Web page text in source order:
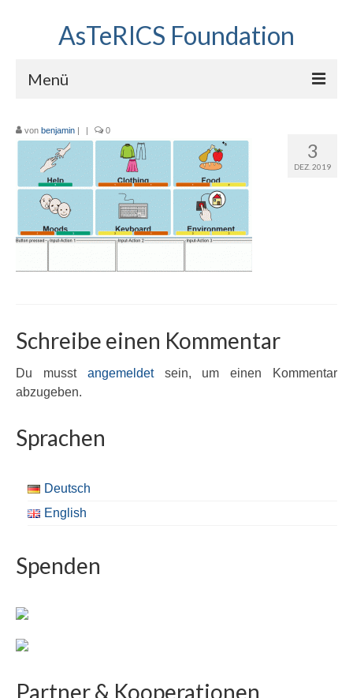
AsTeRICS Foundation
Menü
Workshops
Über uns
Linkliste
3
DEZ. 2019
von benjamin | | 0
Schreibe einen Kommentar
Du musst angemeldetsein, um einen Kommentar
abzugeben.
Sprachen
Deutsch
English
Spenden
Partner & Kooperationen